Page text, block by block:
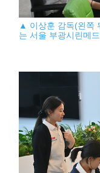
▲ 이상훈 감독(왼쪽
는 서울 부광시린메